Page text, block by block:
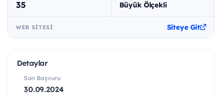
35 Büyük Ölçekli
WEB SITESI Siteye Git
Detaylar
Son Başvuru
30.09.2024